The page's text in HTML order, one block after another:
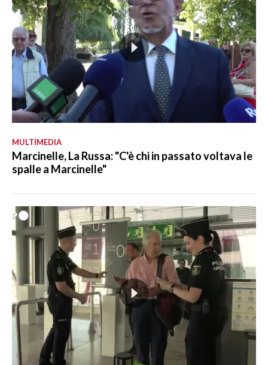
MULTIMEDIA
Marcinelle, La Russa: "C'è chi in passato voltava le
spalle a Marcinelle"